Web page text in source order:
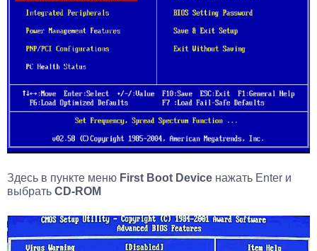
Здесь в пункте меню First Boot Device нажать Enter и
выбрать CD-ROM